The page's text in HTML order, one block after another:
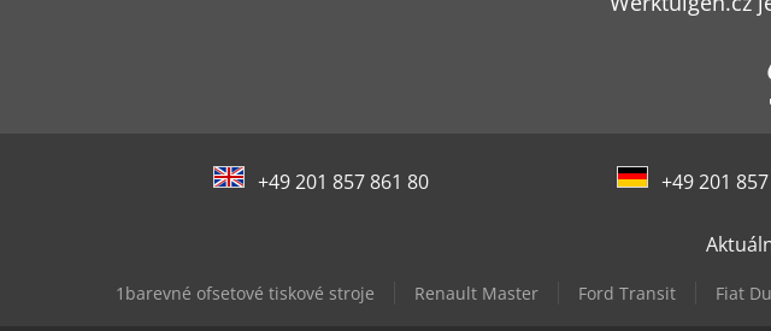
+49 201 857 861 80 +49 201
1barevné ofsetové tiskové stroje Renault Master Ford Transit Fiat